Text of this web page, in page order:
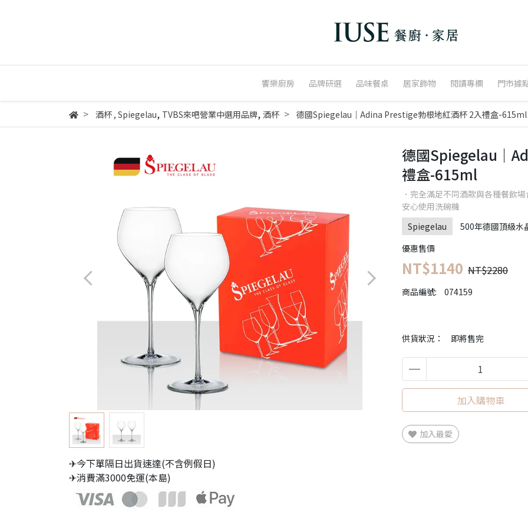
饗樂廚房 品牌研選 品味餐桌 居家飾物 閱讀專欄 門市據
酒杯, Spiegelau, TVBS來吧營業中選用品牌, 酒杯 德國Spiegelau｜Adina Prestige勃根地紅酒杯 2入禮盒-615ml
德國Spiegelau｜
禮盒-615ml
．完全滿足不同酒款與各種餐飲
安心使用洗碗機
Spiegelau
500年德國頂級水
優惠售價
NT$1140 NT$2280
商品編號: 074159
供貨狀況： 即將售完
加入購物車
加入最愛
✈今下單隔日出貨速達(不含例假日)
✈消費滿3000免運(本島)